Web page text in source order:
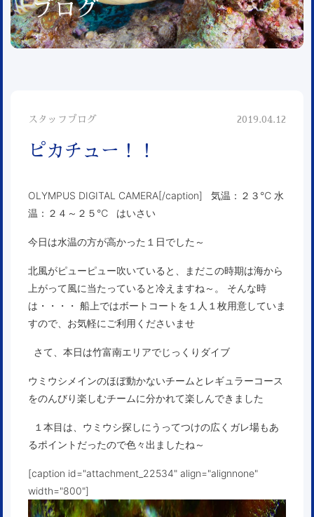
ブログ
スタッフブログ 2019.04.12
ピカチュー！！
OLYMPUS DIGITAL CAMERA[/caption] 気温：２３℃ 水
温：２４～２５℃ はいさい
今日は水温の方が高かった１日でした～
北風がピューピュー吹いていると、まだこの時期は海から
上がって風に当たっていると冷えますね～。 そんな時
は・・・・ 船上ではボートコートを１人１枚用意していま
すので、お気軽にご利用くださいませ
さて、本日は竹富南エリアでじっくりダイブ
ウミウシメインのほぼ動かないチームとレギュラーコース
をのんびり楽しむチームに分かれて楽しんできました
１本目は、ウミウシ探しにうってつけの広くガレ場もあ
るポイントだったので色々出ましたね～
[caption id="attachment_22534" align="alignnone"
width="800"]